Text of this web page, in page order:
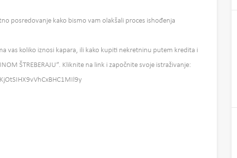
posredovanje kako bismo vam olakšali proces ishođenja
vas koliko iznosi kapara, ili kako kupiti nekretninu putem kredita i
ŠTREBERAJU”. Kliknite na link i započnite svoje istraživanje: